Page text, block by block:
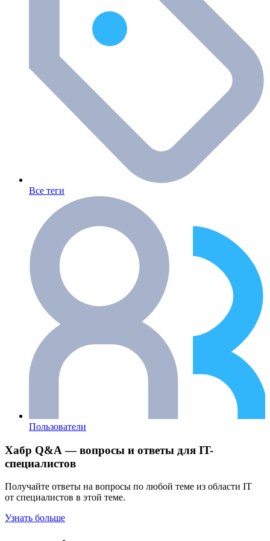
Все теги
Пользователи
Хабр Q&A — вопросы и ответы для IT-
специалистов
Получайте ответы на вопросы по любой теме из области IT
от специалистов в этой теме.
Узнать больше